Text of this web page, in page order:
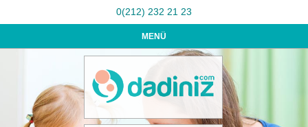
0(212) 232 21 23
MENÜ